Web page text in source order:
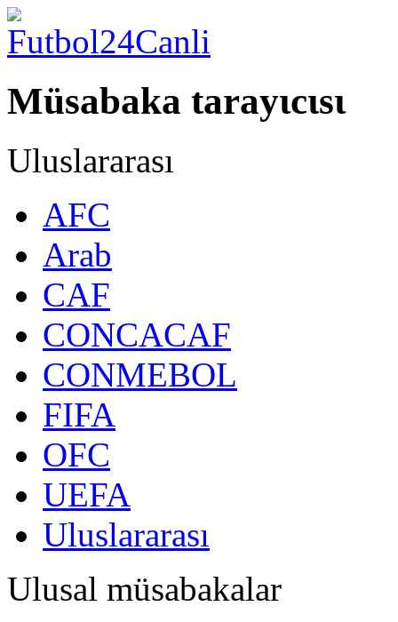
Müsabaka tarayιcιsι
Uluslararası
AFC
Arab
CAF
CONCACAF
CONMEBOL
FIFA
OFC
UEFA
Uluslararası
Ulusal müsabakalar